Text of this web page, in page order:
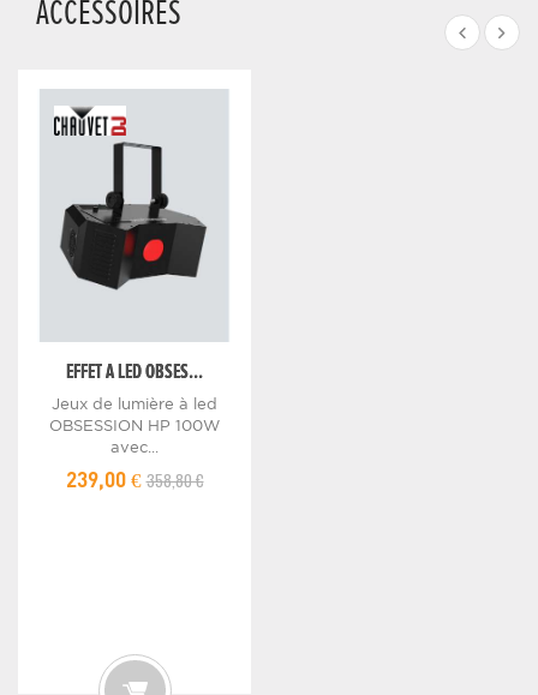
ACCESSOIRES
EFFET A LED OBSES...
Jeux de lumière à led
OBSESSION HP 100W
avec...
239,00 €358,80 €